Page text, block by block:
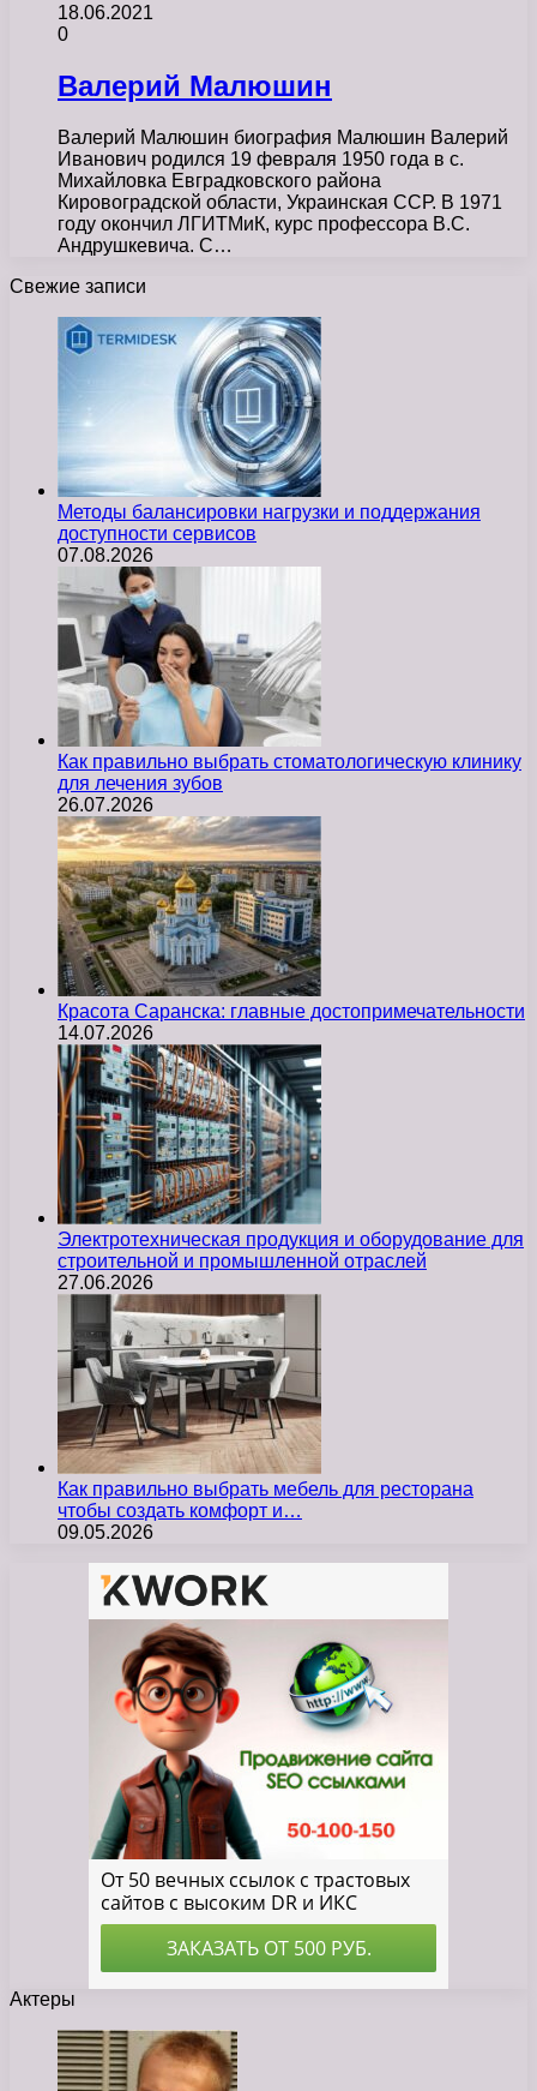
18.06.2021
0
Валерий Малюшин
Валерий Малюшин биография Малюшин Валерий
Иванович родился 19 февраля 1950 года в с.
Михайловка Евградковского района
Кировоградской области, Украинская ССР. В 1971
году окончил ЛГИТМиК, курс профессора В.С.
Андрушкевича. С…
Свежие записи
Методы балансировки нагрузки и поддержания
доступности сервисов
07.08.2026
Как правильно выбрать стоматологическую клинику
для лечения зубов
26.07.2026
Красота Саранска: главные достопримечательности
14.07.2026
Электротехническая продукция и оборудование для
строительной и промышленной отраслей
27.06.2026
Как правильно выбрать мебель для ресторана
чтобы создать комфорт и…
09.05.2026
Актеры